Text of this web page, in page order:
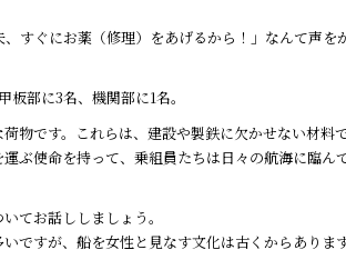
すぐにお薬（修理）をあげるから！」なんて声を
板部に3名、機関部に1名。
物です。これらは、建設や製鉄に欠かせない材料
ぶ使命を持って、乗組員たちは日々の航海に臨んで
てお話ししましょう。
ですが、船を女性と見なす文化は古くからあります